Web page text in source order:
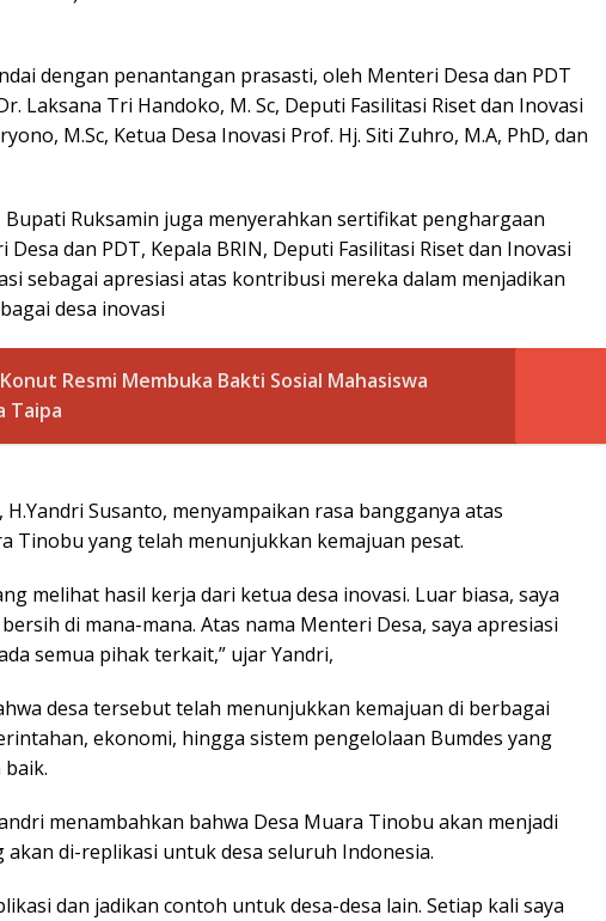
dengan penantangan prasasti, oleh Menteri Desa dan PDT
Laksana Tri Handoko, M. Sc, Deputi Fasilitasi Riset dan Inovasi
M.Sc, Ketua Desa Inovasi Prof. Hj. Siti Zuhro, M.A, PhD, dan
Bupati Ruksamin juga menyerahkan sertifikat penghargaan
Desa dan PDT, Kepala BRIN, Deputi Fasilitasi Riset dan Inovasi
sebagai apresiasi atas kontribusi mereka dalam menjadikan
desa inovasi
Resmi Membuka Bakti Sosial Mahasiswa
Taipa
Susanto, menyampaikan rasa bangganya atas
Tinobu yang telah menunjukkan kemajuan pesat.
melihat hasil kerja dari ketua desa inovasi. Luar biasa, saya
di mana-mana. Atas nama Menteri Desa, saya apresiasi
semua pihak terkait,” ujar Yandri,
desa tersebut telah menunjukkan kemajuan di berbagai
ekonomi, hingga sistem pengelolaan Bumdes yang
menambahkan bahwa Desa Muara Tinobu akan menjadi
akan di-replikasi untuk desa seluruh Indonesia.
dan jadikan contoh untuk desa-desa lain. Setiap kali saya